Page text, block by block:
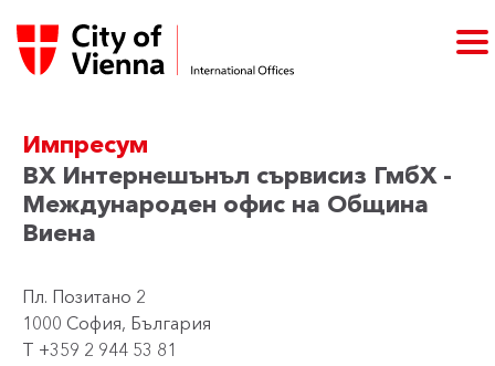
Импресум
ВХ Интернешънъл сървисиз ГмбХ -
Международен офис на Община
Виена
Пл. Позитано 2
1000 София, България
T +359 2 944 53 81